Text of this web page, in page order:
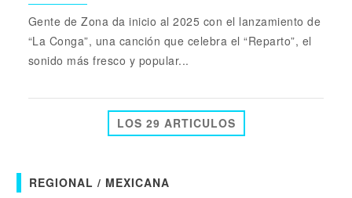
Gente de Zona da inicio al 2025 con el lanzamiento de
“La Conga”, una canción que celebra el “Reparto”, el
sonido más fresco y popular...
LOS 29 ARTICULOS
REGIONAL / MEXICANA